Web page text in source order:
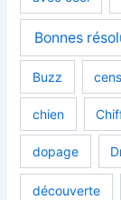
Bonnes
Buzz
chien
dopage
découverte